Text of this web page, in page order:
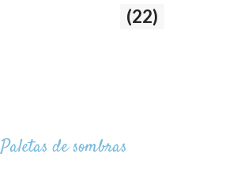
(22)
Paletas de sombras